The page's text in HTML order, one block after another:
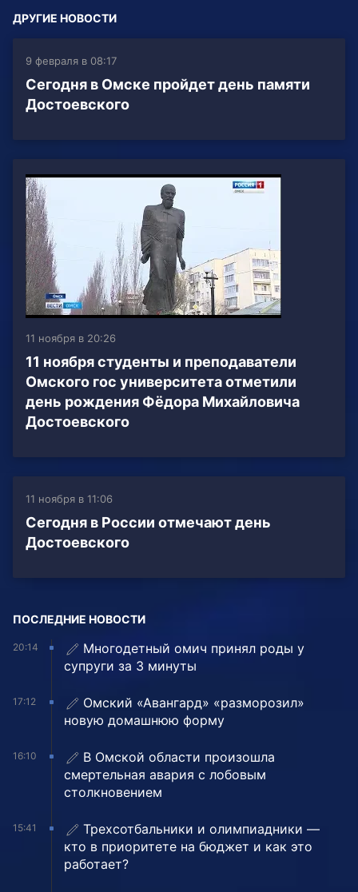
ДРУГИЕ НОВОСТИ
9 февраля в 08:17
Сегодня в Омске пройдет день памяти
Достоевского
11 ноября в 20:26
11 ноября студенты и преподаватели
Омского гос университета отметили
день рождения Фёдора Михайловича
Достоевского
11 ноября в 11:06
Сегодня в России отмечают день
Достоевского
ПОСЛЕДНИЕ НОВОСТИ
20:14
Многодетный омич принял роды у
супруги за 3 минуты
17:12
Омский «Авангард» «разморозил»
новую домашнюю форму
16:10
В Омской области произошла
смертельная авария с лобовым
столкновением
15:41
Трехсотбальники и олимпиадники —
кто в приоритете на бюджет и как это
работает?